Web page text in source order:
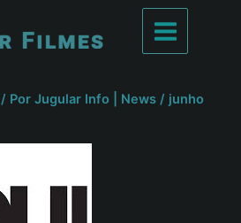
Main
/ Por Jugular Info | News / junho